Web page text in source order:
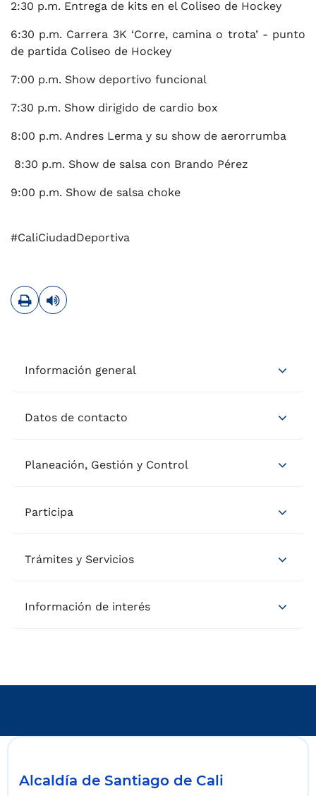
2:30 p.m. Entrega de kits en el Coliseo de Hockey
6:30 p.m. Carrera 3K ‘Corre, camina o trota’ - punto
de partida Coliseo de Hockey
7:00 p.m. Show deportivo funcional
7:30 p.m. Show dirigido de cardio box
8:00 p.m. Andres Lerma y su show de aerorrumba
8:30 p.m. Show de salsa con Brando Pérez
9:00 p.m. Show de salsa choke
#CaliCiudadDeportiva
ImprimirLeer contenido
Información general
Datos de contacto
Planeación, Gestión y Control
Participa
Trámites y Servicios
Información de interés
Alcaldía de Santiago de Cali